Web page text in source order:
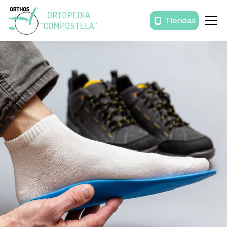
Inicio
Órtesis y prótesis
Movilidad
Baño
Descanso
Prendas de compresión
Productos
Tiendas